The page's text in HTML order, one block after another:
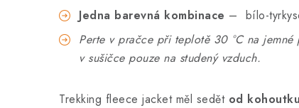
Jedna barevná kombinace – bílo-
Perte v pračce při teplotě 30 °C na
v sušičce pouze na studený vzduch.
Trekking fleece jacket měl sedět od